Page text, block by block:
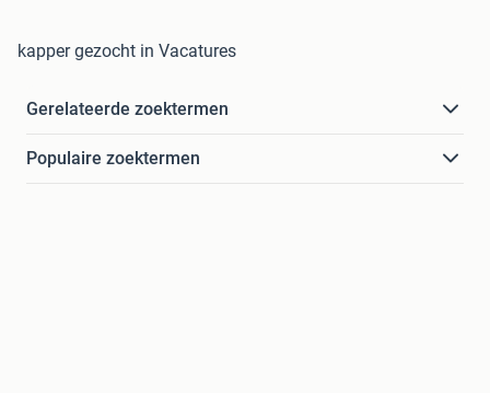
kapper gezocht in Vacatures
Gerelateerde zoektermen
Populaire zoektermen